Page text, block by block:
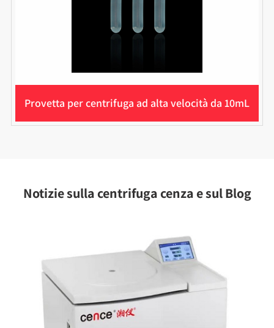
Provetta per centrifuga ad alta velocità da 10mL
Notizie sulla centrifuga cenza e sul Blog